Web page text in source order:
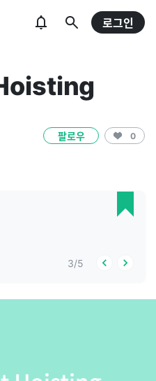
로그인
팔로우 0
3/5